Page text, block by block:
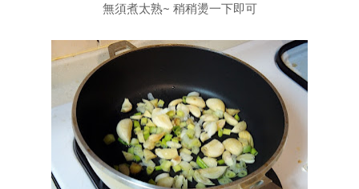
無須煮太熟~ 稍稍燙一下即可